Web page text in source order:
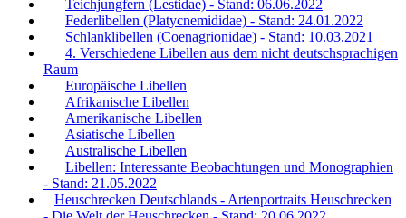
Teichjungfern (Lestidae) - Stand: 06.06.2022
Federlibellen (Platycnemididae) - Stand: 24.01.2022
Schlanklibellen (Coenagrionidae) - Stand: 10.03.2021
4. Verschiedene Libellen aus dem nicht deutschsprachigen
Raum
Europäische Libellen
Afrikanische Libellen
Amerikanische Libellen
Asiatische Libellen
Australische Libellen
Libellen: Interessante Beobachtungen und Monographien
- Stand: 21.05.2022
Heuschrecken Deutschlands - Artenportraits Heuschrecken